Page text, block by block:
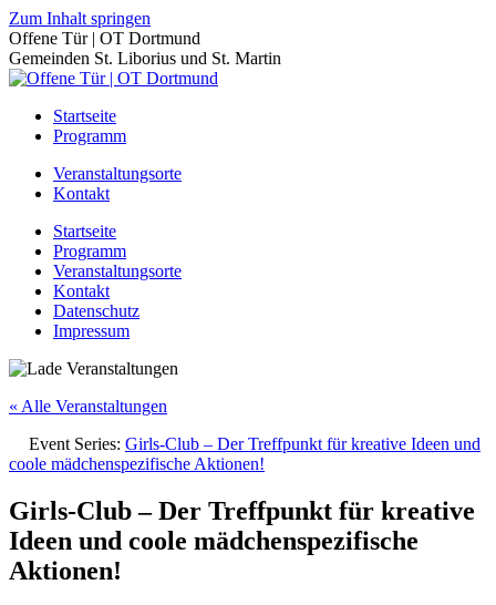
Zum Inhalt springen
Offene Tür | OT Dortmund
Gemeinden St. Liborius und St. Martin
Startseite
Programm
Veranstaltungsorte
Kontakt
Startseite
Programm
Veranstaltungsorte
Kontakt
Datenschutz
Impressum
« Alle Veranstaltungen
Event Series: Girls-Club – Der Treffpunkt für kreative Ideen und
coole mädchenspezifische Aktionen!
Girls-Club – Der Treffpunkt für kreative
Ideen und coole mädchenspezifische
Aktionen!